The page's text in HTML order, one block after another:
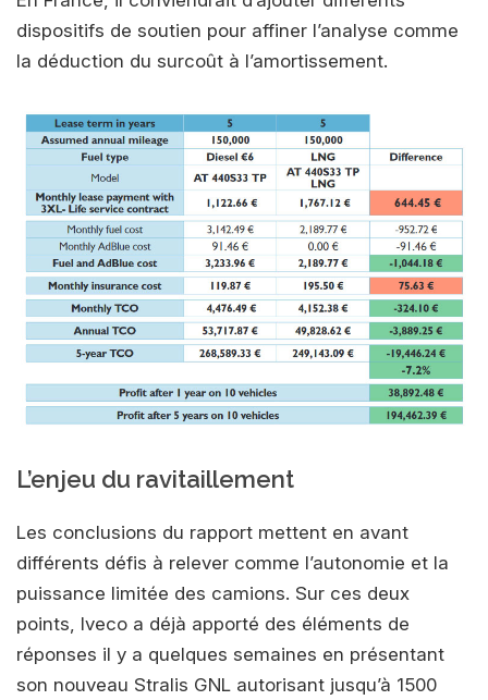
dispositifs de soutien pour affiner l’analyse comme
la déduction du surcoût à l’amortissement.
L’enjeu du ravitaillement
Les conclusions du rapport mettent en avant
différents défis à relever comme l’autonomie et la
puissance limitée des camions. Sur ces deux
points, Iveco a déjà apporté des éléments de
réponses il y a quelques semaines en présentant
son nouveau Stralis GNL autorisant jusqu’à 1500